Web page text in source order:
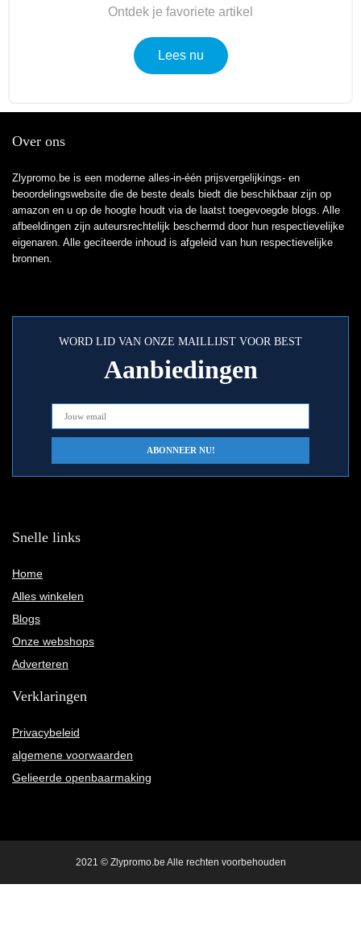
Ontdek je favoriete artikel
Lees nu
Over ons
Zlypromo.be is een moderne alles-in-één prijsvergelijkings- en
beoordelingswebsite die de beste deals biedt die beschikbaar zijn op
amazon en u op de hoogte houdt via de laatst toegevoegde blogs. Alle
afbeeldingen zijn auteursrechtelijk beschermd door hun respectievelijke
eigenaren. Alle geciteerde inhoud is afgeleid van hun respectievelijke
bronnen.
WORD LID VAN ONZE MAILLIJST VOOR BEST
Aanbiedingen
Snelle links
Home
Alles winkelen
Blogs
Onze webshops
Adverteren
Verklaringen
Privacybeleid
algemene voorwaarden
Gelieerde openbaarmaking
2021 © Zlypromo.be Alle rechten voorbehouden